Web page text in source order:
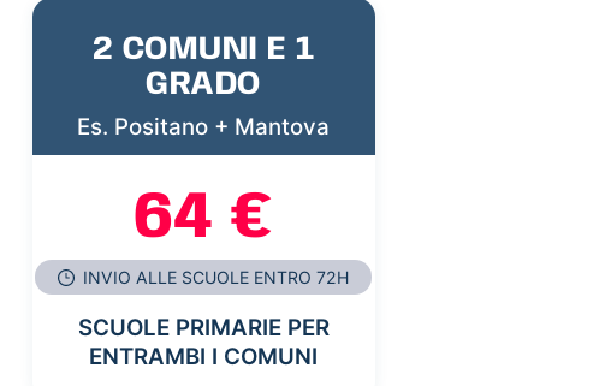
2 COMUNI E 1
GRADO
Es. Positano + Mantova
64 €
INVIO ALLE SCUOLE ENTRO 72H
SCUOLE PRIMARIE PER
ENTRAMBI I COMUNI